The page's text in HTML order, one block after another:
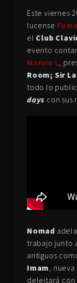
Este viernes
lucense
el Club
evento
Marvin L ,
Room; Sir
todo lo
days con sus
Nomad
trabajo junto
antiguos
Imam,
deleitará con